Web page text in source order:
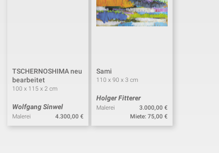
TSCHERNOSHIMA neu
bearbeitet
100 x 115 x 2 cm
Wolfgang Sinwel
4.300,00 €
Malerei
Sami
110 x 90 x 3 cm
Holger Fitterer
3.000,00 €
75,00 €
Malerei